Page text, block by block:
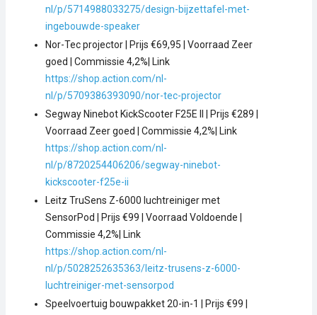
nl/p/5714988033275/design-bijzettafel-met-
ingebouwde-speaker
Nor-Tec projector | Prijs €69,95 | Voorraad Zeer
goed | Commissie 4,2%| Link
https://shop.action.com/nl-
nl/p/5709386393090/nor-tec-projector
Segway Ninebot KickScooter F25E II | Prijs €289 |
Voorraad Zeer goed | Commissie 4,2%| Link
https://shop.action.com/nl-
nl/p/8720254406206/segway-ninebot-
kickscooter-f25e-ii
Leitz TruSens Z-6000 luchtreiniger met
SensorPod | Prijs €99 | Voorraad Voldoende |
Commissie 4,2%| Link
https://shop.action.com/nl-
nl/p/5028252635363/leitz-trusens-z-6000-
luchtreiniger-met-sensorpod
Speelvoertuig bouwpakket 20-in-1 | Prijs €99 |